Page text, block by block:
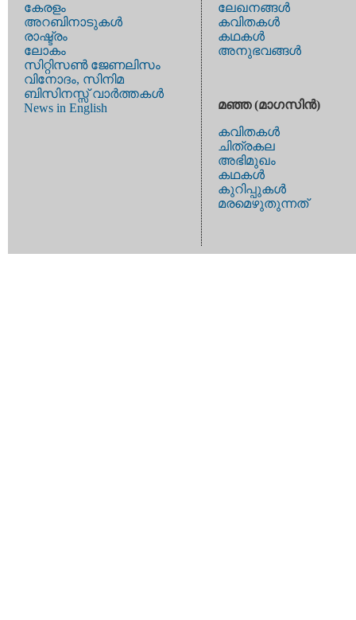
കേരളം
അറബിനാടുകള്‍
രാഷ്ട്രം
ലോകം
സിറ്റിസണ്‍ ജേണലിസം
വിനോദം, സിനിമ
ബിസിനസ്സ് വാര്‍ത്തകള്‍
News in English
ലേഖനങ്ങള്‍
കവിതകള്‍
കഥകള്‍
അനുഭവങ്ങള്‍
മഞ്ഞ (മാഗസിന്‍)
കവിതകള്‍
ചിത്രകല
അഭിമുഖം
കഥകള്‍
കുറിപ്പുകള്‍
മരമെഴുതുന്നത്